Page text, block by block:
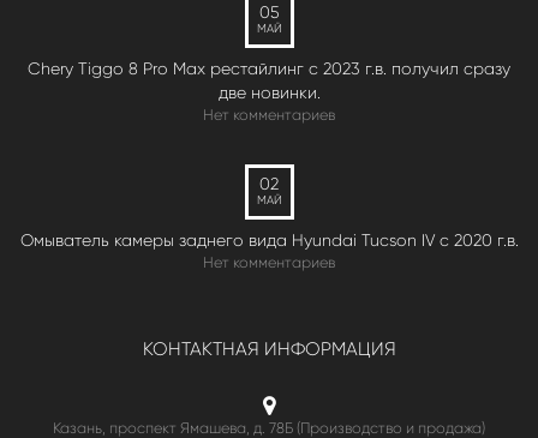
05
МАЙ
Chery Tiggo 8 Pro Max рестайлинг с 2023 г.в. получил сразу
две новинки.
Нет комментариев
02
МАЙ
Омыватель камеры заднего вида Hyundai Tucson IV c 2020 г.в.
Нет комментариев
КОНТАКТНАЯ ИНФОРМАЦИЯ
Казань, проспект Ямашева, д. 78Б (Производство и продажа)